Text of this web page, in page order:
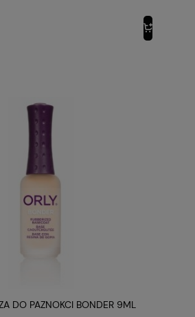
DO PAZNOKCI BONDER 9ML